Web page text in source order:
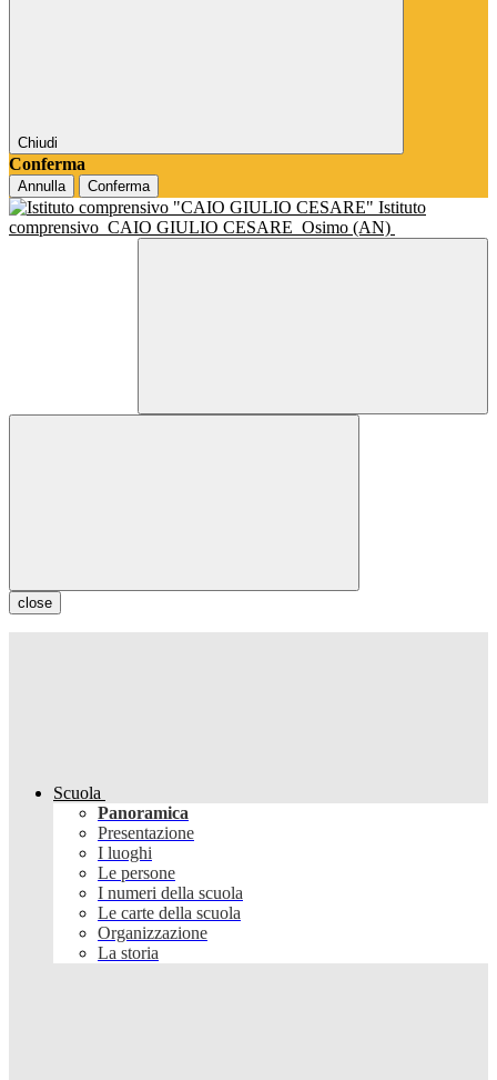
Chiudi
Conferma
Annulla Conferma
Istituto
comprensivo CAIO GIULIO CESARE Osimo (AN)
close
Scuola
Panoramica
Presentazione
I luoghi
Le persone
I numeri della scuola
Le carte della scuola
Organizzazione
La storia